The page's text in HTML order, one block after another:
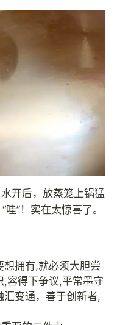
开后，放蒸笼上锅猛
”！实在太惊喜了。
拥有,就必须大胆尝
容得下争议,平常墨守
变通，善于创新者,